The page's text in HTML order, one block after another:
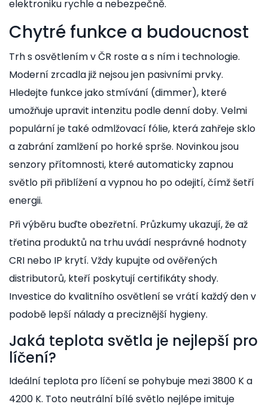
elektroniku rychle a nebezpečně.
Chytré funkce a budoucnost
Trh s osvětlením v ČR roste a s ním i technologie.
Moderní zrcadla již nejsou jen pasivními prvky.
Hledejte funkce jako stmívání (dimmer), které
umožňuje upravit intenzitu podle denní doby. Velmi
populární je také odmlžovací fólie, která zahřeje sklo
a zabrání zamlžení po horké sprše. Novinkou jsou
senzory přítomnosti, které automaticky zapnou
světlo při přiblížení a vypnou ho po odejití, čímž šetří
energii.
Při výběru buďte obezřetní. Průzkumy ukazují, že až
třetina produktů na trhu uvádí nesprávné hodnoty
CRI nebo IP krytí. Vždy kupujte od ověřených
distributorů, kteří poskytují certifikáty shody.
Investice do kvalitního osvětlení se vrátí každý den v
podobě lepší nálady a preciznější hygieny.
Jaká teplota světla je nejlepší pro
líčení?
Ideální teplota pro líčení se pohybuje mezi 3800 K a
4200 K. Toto neutrální bílé světlo nejlépe imituje